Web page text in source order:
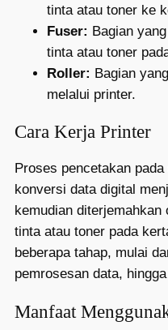
tinta atau toner ke
Fuser: Bagian
tinta atau toner
Roller: Bagian
melalui printer.
Cara Kerja Printer
Proses pencetakan
konversi data digital
kemudian
tinta atau toner pada
beberapa tahap, mulai
pemrosesan data,
Manfaat